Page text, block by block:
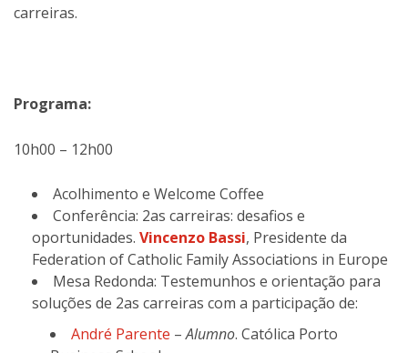
carreiras.
Programa:
10h00 – 12h00
Acolhimento e Welcome Coffee
Conferência: 2as carreiras: desafios e
oportunidades. Vincenzo Bassi, Presidente da
Federation of Catholic Family Associations in Europe
Mesa Redonda: Testemunhos e orientação para
soluções de 2as carreiras com a participação de:
André Parente –Alumno. Católica Porto